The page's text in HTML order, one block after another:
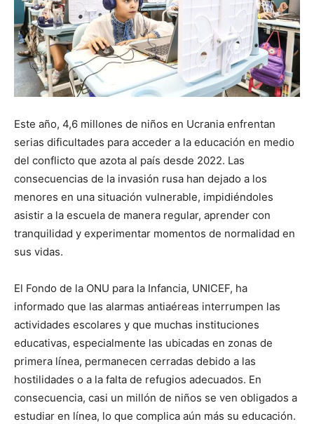
Este año, 4,6 millones de niños en Ucrania enfrentan
serias dificultades para acceder a la educación en medio
del conflicto que azota al país desde 2022. Las
consecuencias de la invasión rusa han dejado a los
menores en una situación vulnerable, impidiéndoles
asistir a la escuela de manera regular, aprender con
tranquilidad y experimentar momentos de normalidad en
sus vidas.
El Fondo de la ONU para la Infancia, UNICEF, ha
informado que las alarmas antiaéreas interrumpen las
actividades escolares y que muchas instituciones
educativas, especialmente las ubicadas en zonas de
primera línea, permanecen cerradas debido a las
hostilidades o a la falta de refugios adecuados. En
consecuencia, casi un millón de niños se ven obligados a
estudiar en línea, lo que complica aún más su educación.